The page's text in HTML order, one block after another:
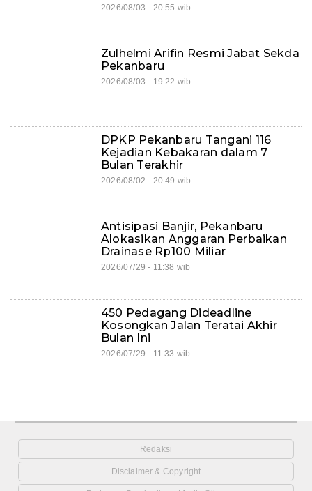
2026/08/03 - 20:55 wib
Zulhelmi Arifin Resmi Jabat Sekda
Pekanbaru
2026/08/03 - 19:22 wib
DPKP Pekanbaru Tangani 116
Kejadian Kebakaran dalam 7
Bulan Terakhir
2026/08/02 - 20:49 wib
Antisipasi Banjir, Pekanbaru
Alokasikan Anggaran Perbaikan
Drainase Rp100 Miliar
2026/07/29 - 11:38 wib
450 Pedagang Dideadline
Kosongkan Jalan Teratai Akhir
Bulan Ini
2026/07/29 - 11:33 wib
Redaksi
Disclaimer & Copyright